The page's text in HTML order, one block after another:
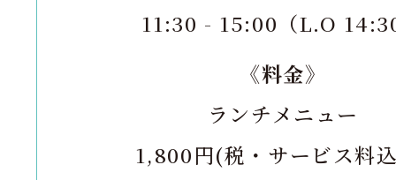
11:30 - 15:00（L.O
《料金》
ランチメニュー
1,800円(税・サービス料